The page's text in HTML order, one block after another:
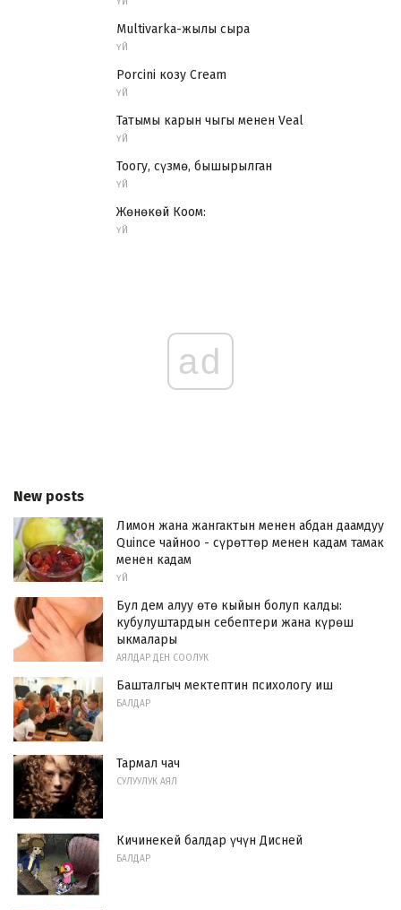
Multivarka-жылы сыра
ҮЙ
Porcini козу Cream
ҮЙ
Татымы карын чыгы менен Veal
ҮЙ
Тоогу, сүзмө, бышырылган
ҮЙ
Жөнөкөй Коом:
ҮЙ
ad
New posts
Лимон жана жангактын менен абдан даамдуу
Quince чайноо - сүрөттөр менен кадам тамак
менен кадам
ҮЙ
Бул дем алуу өтө кыйын болуп калды:
кубулуштардын себептери жана күрөш
ыкмалары
АЯЛДАР ДЕН СООЛУК
Башталгыч мектептин психологу иш
БАЛДАР
Тармал чач
СУЛУУЛУК АЯЛ
Кичинекей балдар үчүн Дисней
БАЛДАР